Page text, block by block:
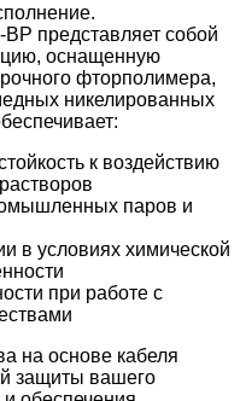
представляет собой
оснащенную
фторполимера,
никелированных
к воздействию
паров и
в условиях химической
при работе с
на основе кабеля
защиты вашего